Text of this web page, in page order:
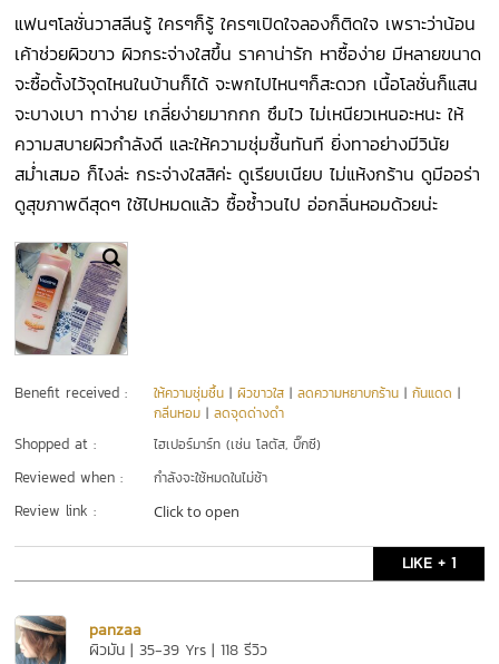
แฟนๆโลชั่นวาสลีนรู้ ใครๆก็รู้ ใครๆเปิดใจลองก็ติดใจ เพราะว่าน้อน
เค้าช่วยผิวขาว ผิวกระจ่างใสขึ้น ราคาน่ารัก หาซื้อง่าย มีหลายขนาด
จะซื้อตั้งไว้จุดไหนในบ้านก็ได้ จะพกไปไหนๆก็สะดวก เนื้อโลชั่นก็แสน
จะบางเบา ทาง่าย เกลี่ยง่ายมากกก ซึมไว ไม่เหนียวเหนอะหนะ ให้
ความสบายผิวกำลังดี และให้ความชุ่มชื้นทันที ยิ่งทาอย่างมีวินัย
สม่ำเสมอ ก็ไงล่ะ กระจ่างใสสิค่ะ ดูเรียบเนียบ ไม่แห้งกร้าน ดูมีออร่า
ดูสุขภาพดีสุดๆ ใช้ไปหมดแล้ว ซื้อซ้ำวนไป อ่อกลิ่นหอมด้วยน่ะ
Benefit received : ให้ความชุ่มชื้น |ผิวขาวใส |ลดความหยาบกร้าน |กันแดด |
กลิ่นหอม |ลดจุดด่างดำ
Shopped at : ไฮเปอร์มาร์ท (เช่น โลตัส, บิ๊กซี)
Reviewed when : กำลังจะใช้หมดในไม่ช้า
Review link : Click to open
LIKE + 1
panzaa
ผิวมัน | 35-39 Yrs | 118 รีวิว